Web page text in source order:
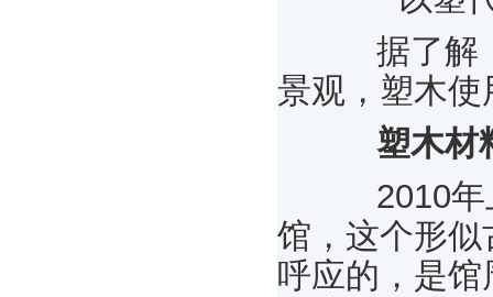
据了解，
景观，塑木
塑木材
2010年上
馆，这个形似
呼应的，是